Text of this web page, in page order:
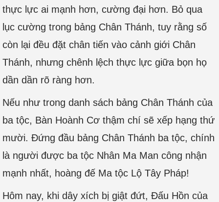
thực lực ai mạnh hơn, cường đại hơn. Bỏ qua
lục cường trong bảng Chân Thánh, tuy rằng số
còn lại đều đặt chân tiến vào cảnh giới Chân
Thánh, nhưng chênh lệch thực lực giữa bọn họ
dần dần rõ ràng hơn.
Nếu như trong danh sách bảng Chân Thánh của
ba tộc, Bàn Hoành Cơ thậm chí sẽ xếp hạng thứ
mười. Đứng đầu bảng Chân Thánh ba tộc, chính
là người được ba tộc Nhân Ma Man công nhận
mạnh nhất, hoàng đế Ma tộc Lộ Tây Pháp!
Hôm nay, khi dây xích bị giật đứt, Đấu Hồn của